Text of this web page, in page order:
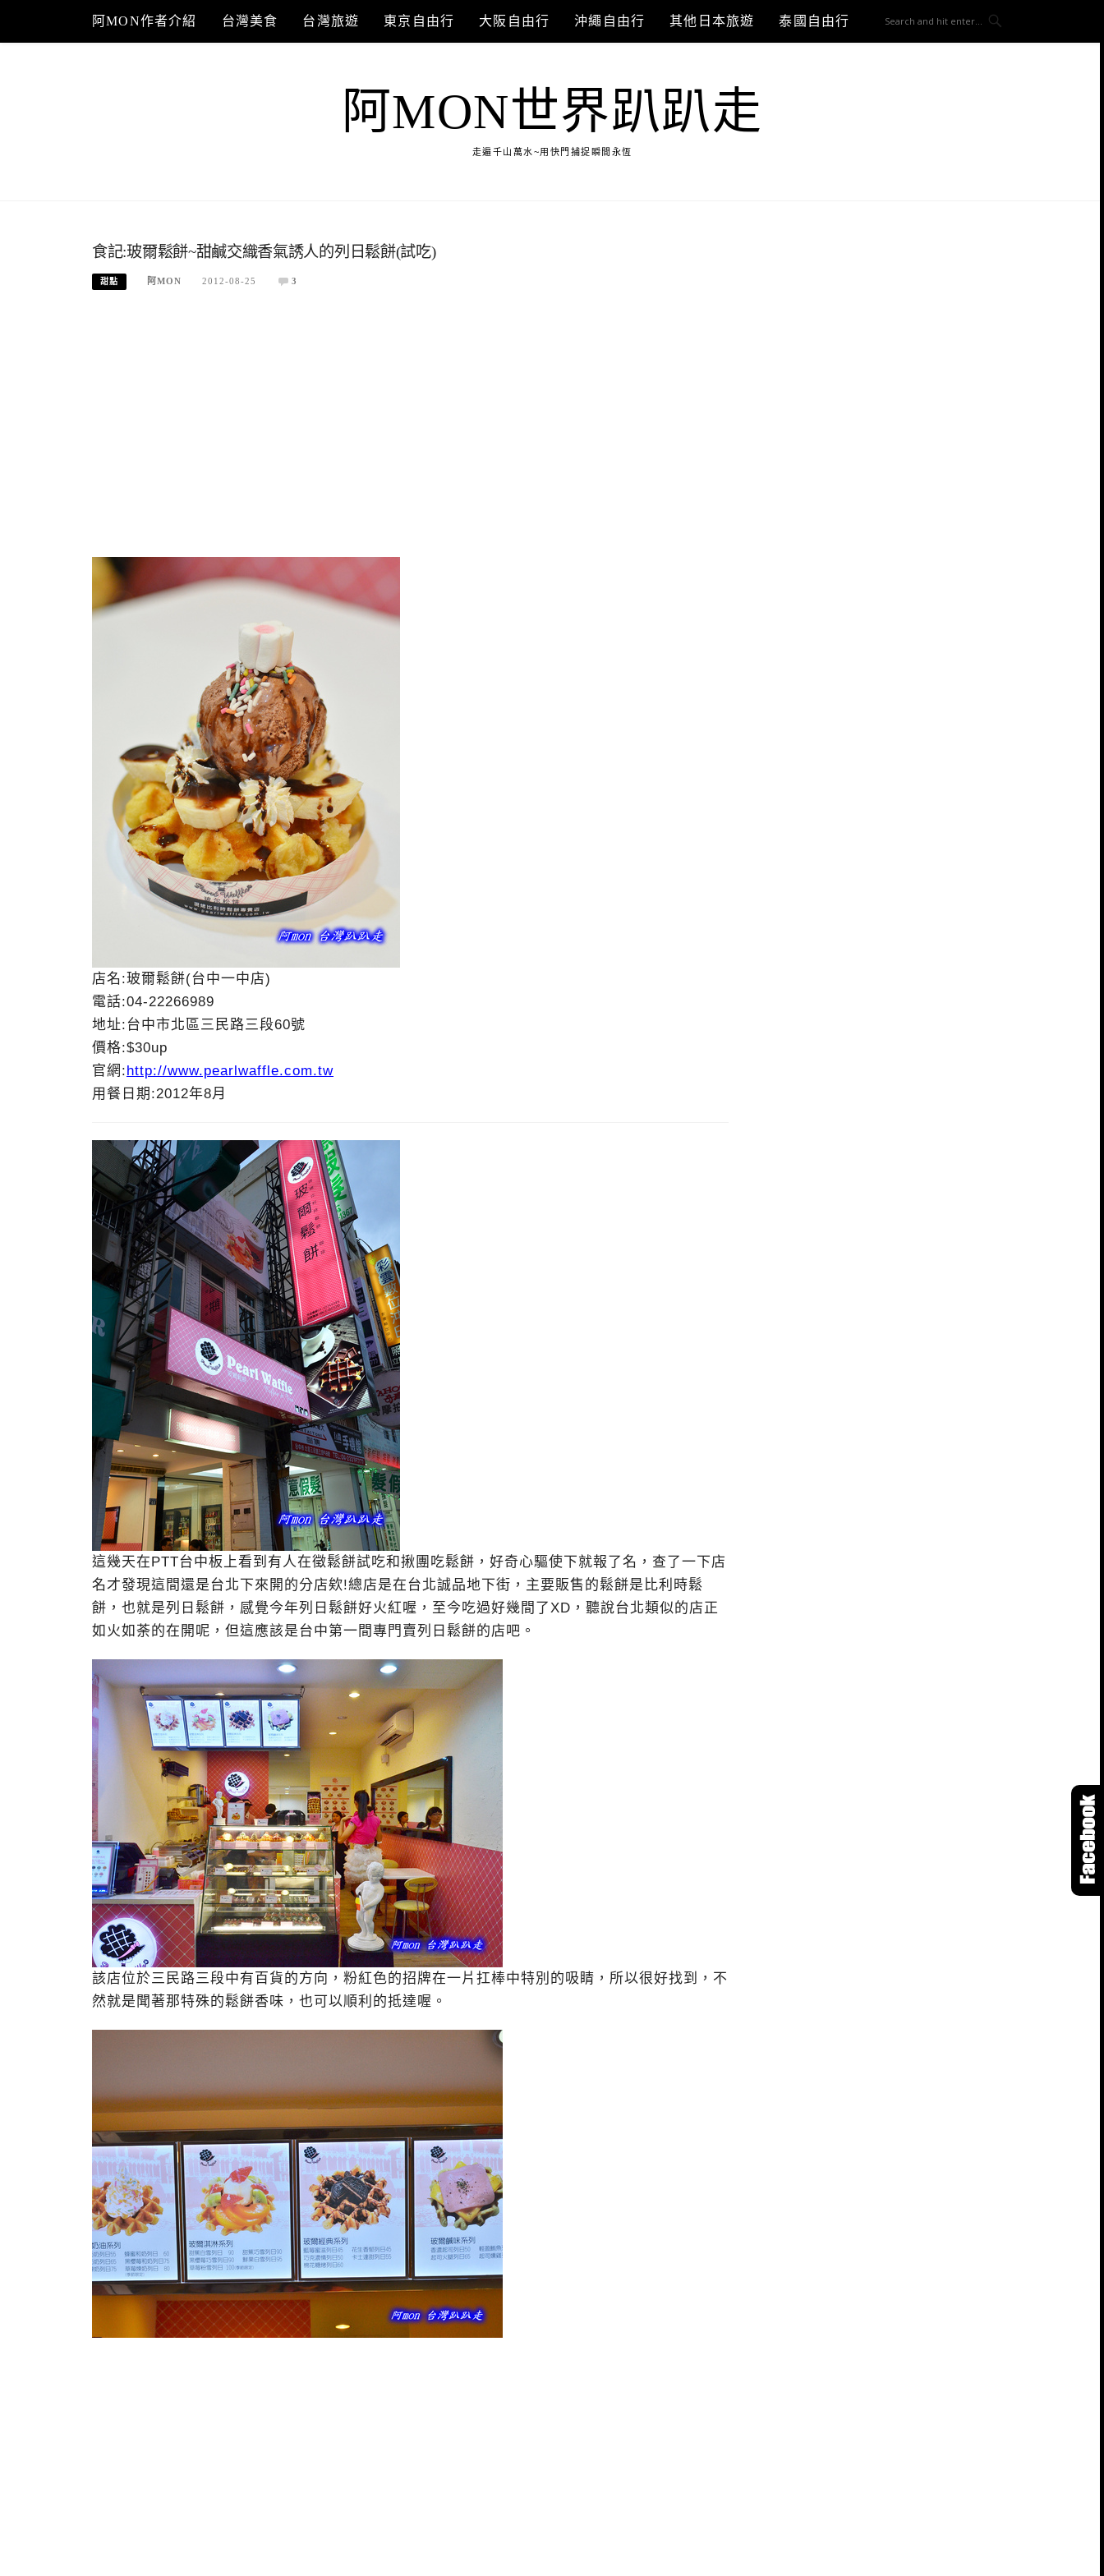
content
阿MON作者介紹 台灣美食 台灣旅遊 東京自由行 大阪自由行 沖繩自由行 其他日本旅遊 泰國自由行
阿MON世界趴趴走
走遍千山萬水~用快門捕捉瞬間永恆
食記:玻爾鬆餅~甜鹹交織香氣誘人的列日鬆餅(試吃)
甜點 阿MON 2012-08-25 3
店名:玻爾鬆餅(台中一中店)
電話:04-22266989
地址:台中市北區三民路三段60號
價格:$30up
官網:http://www.pearlwaffle.com.tw
用餐日期:2012年8月
這幾天在PTT台中板上看到有人在徵鬆餅試吃和揪團吃鬆餅，好奇心驅使下就報了名，查了一下店
名才發現這間還是台北下來開的分店欸!總店是在台北誠品地下街，主要販售的鬆餅是比利時鬆
餅，也就是列日鬆餅，感覺今年列日鬆餅好火紅喔，至今吃過好幾間了XD，聽說台北類似的店正
如火如荼的在開呢，但這應該是台中第一間專門賣列日鬆餅的店吧。
該店位於三民路三段中有百貨的方向，粉紅色的招牌在一片扛棒中特別的吸睛，所以很好找到，不
然就是聞著那特殊的鬆餅香味，也可以順利的抵達喔。